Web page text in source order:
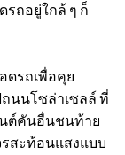
ถอยู่ใกล้ ๆ ก็
ดรถเพื่อคุย
นนโซล่าเซลล์ ที่
นต์คันอื่นชนท้าย
สะท้อนแสงแบบ